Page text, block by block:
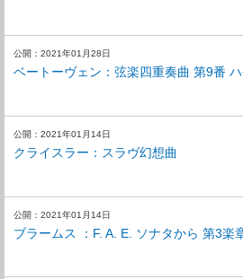
公開：2021年01月28日
ベートーヴェン：弦楽四重奏曲 第9番
公開：2021年01月14日
クライスラー：スラヴ幻想曲
公開：2021年01月14日
ブラームス ：F. A. E. ソナタから 第3楽